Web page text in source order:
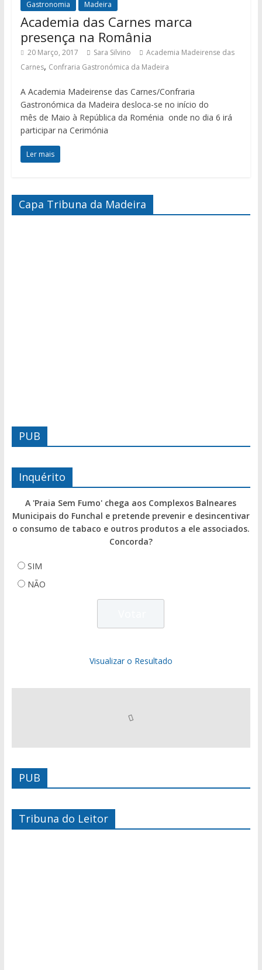
Gastronomia Madeira
Academia das Carnes marca
presença na România
20 Março, 2017 Sara Silvino
Academia Madeirense das
Carnes, Confraria Gastronómica da Madeira
A Academia Madeirense das Carnes/Confraria
Gastronómica da Madeira desloca-se no início do
mês de Maio à República da Roménia onde no dia 6 irá
participar na Cerimónia
Ler mais
Capa Tribuna da Madeira
PUB
Inquérito
A 'Praia Sem Fumo' chega aos Complexos Balneares
Municipais do Funchal e pretende prevenir e desincentivar
o consumo de tabaco e outros produtos a ele associados.
Concorda?
SIM
NÃO
Visualizar o Resultado
PUB
Tribuna do Leitor